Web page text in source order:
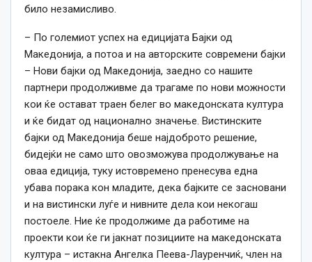
било незамисливо.
– По големиот успех на едицијата Бајки од
Македонија, а потоа и на авторските современи бајки
– Нови бајки од Македонија, заедно со нашите
партнери продолживме да трагаме по нови можности
кои ќе остават траен белег во македонската култура
и ќе бидат од национално значење. Вистинските
бајки од Македонија беше најдоброто решение,
бидејќи не само што овозможува продолжување на
оваа едиција, туку истовремено пренесува една
убава порака кон младите, дека бајките се засновани
и на вистински луѓе и нивните дела кои некогаш
постоеле. Ние ќе продолжиме да работиме на
проекти кои ќе ги јакнат позициите на македонската
култура – истакна Ангелка Пеева-Лауренчиќ, член на